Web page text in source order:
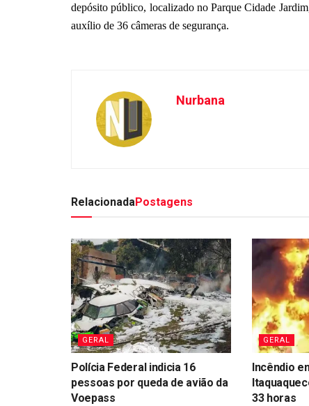
depósito público, localizado no Parque Cidade
auxílio de 36 câmeras de segurança.
Nurbana
RelacionadaPostagens
GERAL
Polícia Federal indicia 16
pessoas por queda de avião da
Voepass
GERAL
Incêndio
33 horas